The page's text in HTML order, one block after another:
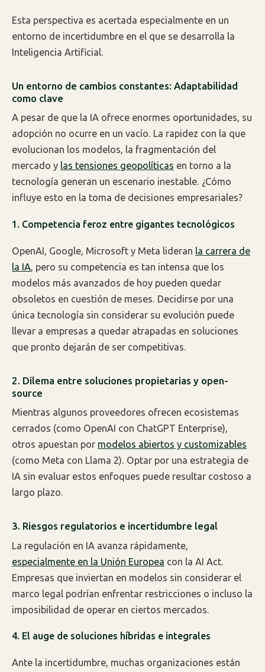
Esta perspectiva es acertada especialmente en un
entorno de incertidumbre en el que se desarrolla la
Inteligencia Artificial.
Un entorno de cambios constantes: Adaptabilidad
como clave
A pesar de que la IA ofrece enormes oportunidades, su
adopción no ocurre en un vacío. La rapidez con la que
evolucionan los modelos, la fragmentación del
mercado y las tensiones geopolíticas en torno a la
tecnología generan un escenario inestable. ¿Cómo
influye esto en la toma de decisiones empresariales?
1. Competencia feroz entre gigantes tecnológicos
OpenAI, Google, Microsoft y Meta lideran la carrera de
la IA , pero su competencia es tan intensa que los
modelos más avanzados de hoy pueden quedar
obsoletos en cuestión de meses. Decidirse por una
única tecnología sin considerar su evolución puede
llevar a empresas a quedar atrapadas en soluciones
que pronto dejarán de ser competitivas.
2. Dilema entre soluciones propietarias y open-
source
Mientras algunos proveedores ofrecen ecosistemas
cerrados (como OpenAI con ChatGPT Enterprise),
otros apuestan por modelos abiertos y customizables
(como Meta con Llama 2). Optar por una estrategia de
IA sin evaluar estos enfoques puede resultar costoso a
largo plazo.
3. Riesgos regulatorios e incertidumbre legal
La regulación en IA avanza rápidamente,
especialmente en la Unión Europea con la AI Act.
Empresas que inviertan en modelos sin considerar el
marco legal podrían enfrentar restricciones o incluso la
imposibilidad de operar en ciertos mercados.
4. El auge de soluciones híbridas e integrales
Ante la incertidumbre, muchas organizaciones están